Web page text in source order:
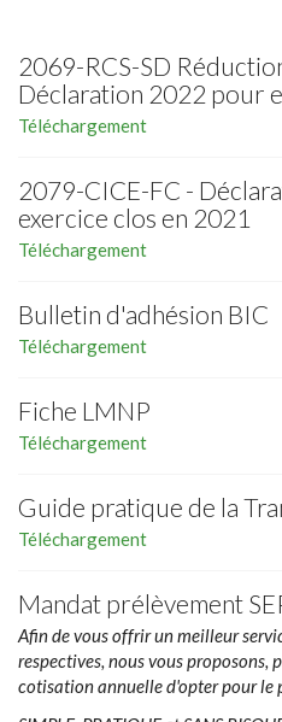
2069-RCS-SD
Déclaration 2022 pour
Téléchargement
2079-CICE-FC -
exercice clos en 2021
Téléchargement
Bulletin d'adhésion BIC
Téléchargement
Fiche LMNP
Téléchargement
Guide pratique de la
Téléchargement
Mandat prélèvement
Afin de vous offrir un meilleur
respectives, nous vous proposons,
cotisation annuelle d'opter pour le